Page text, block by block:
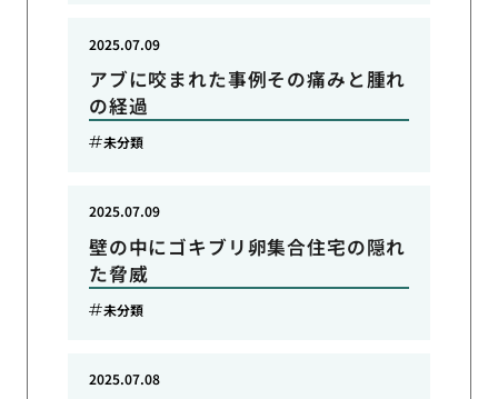
アブに咬まれた事例その痛みと腫れ
の経過
2025.07.09
未分類
壁の中にゴキブリ卵集合住宅の隠れ
た脅威
2025.07.09
未分類
2025.07.08